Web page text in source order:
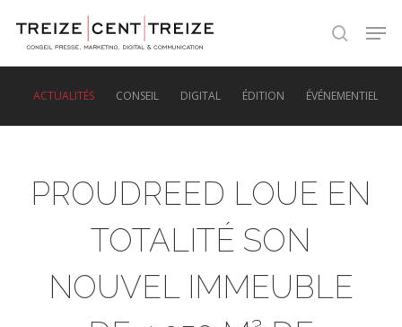
search
ACTUALITÉS CONSEIL DIGITAL ÉDITION ÉVÉNEMENTIEL
PROUDREED LOUE EN
TOTALITÉ SON
NOUVEL IMMEUBLE